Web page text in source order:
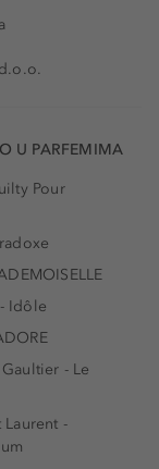
U PARFEMIMA
Pour
Idôle
- Le
Laurent -